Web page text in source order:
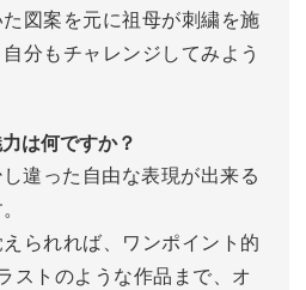
図案を元に祖母が刺繍を施
分もチャレンジしてみよう
は何ですか？
違った自由な表現が出来る
られれば、ワンポイント的
ストのような作品まで、オ